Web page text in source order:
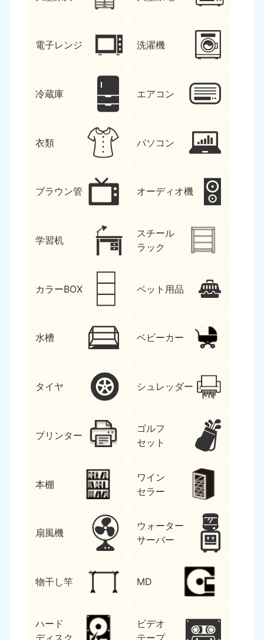
電子レンジ 洗濯機
冷蔵庫 エアコン
衣類 パソコン
ブラウン管 オーディオ機
学習机
スチール
ラック
カラーBOX ペット用品
水槽 ベビーカー
タイヤ シュレッダー
プリンター
ゴルフ
セット
本棚
ワイン
セラー
扇風機
ウォーター
サーバー
物干し竿 MD
ハード
ディスク
ビデオ
テープ